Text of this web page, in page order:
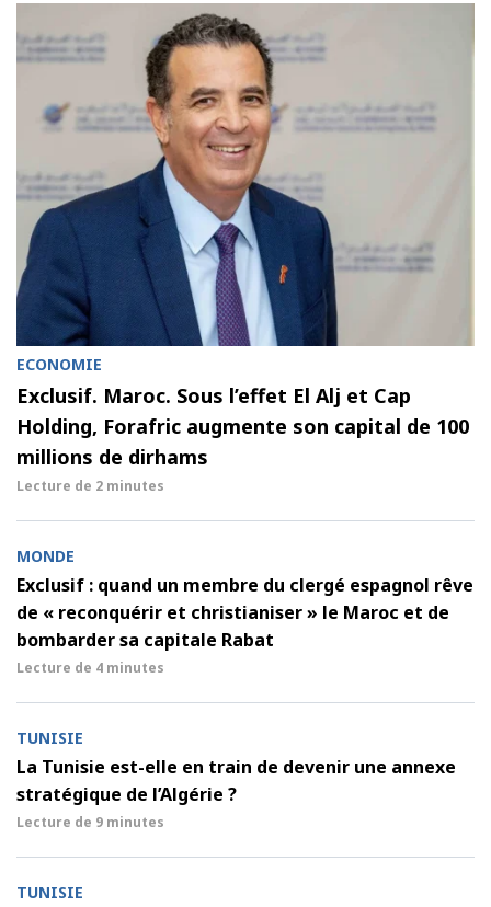
ECONOMIE
Exclusif. Maroc. Sous l’effet El Alj et Cap
Holding, Forafric augmente son capital de 100
millions de dirhams
Lecture de 2 minutes
MONDE
Exclusif : quand un membre du clergé espagnol rêve
de « reconquérir et christianiser » le Maroc et de
bombarder sa capitale Rabat
Lecture de 4 minutes
TUNISIE
La Tunisie est-elle en train de devenir une annexe
stratégique de l’Algérie ?
Lecture de 9 minutes
TUNISIE